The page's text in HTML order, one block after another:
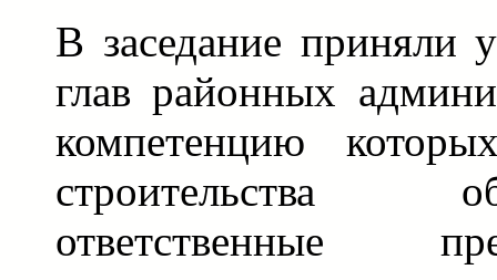
В заседание приняли
глав районных
компетенцию
строительства
ответственные